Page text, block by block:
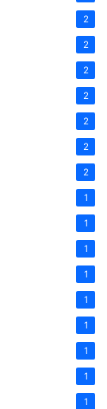
2
2
2
2
2
2
2
1
1
1
1
1
1
1
1
1